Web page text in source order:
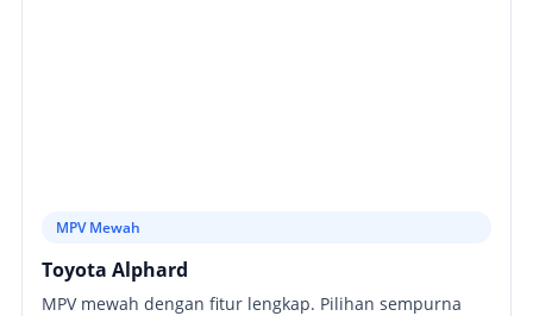
MPV Mewah
Toyota Alphard
MPV mewah dengan fitur lengkap. Pilihan sempurna